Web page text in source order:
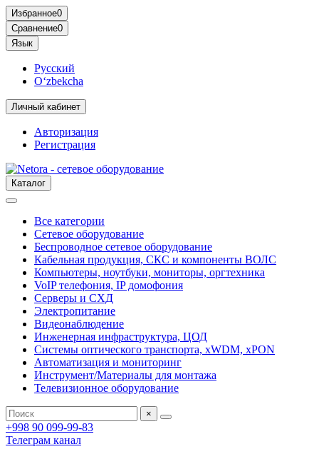
Избранное0
Сравнение0
Язык
Русский
O‘zbekcha
Личный кабинет
Авторизация
Регистрация
Каталог
Все категории
Сетевое оборудование
Беспроводное сетевое оборудование
Кабельная продукция, СКС и компоненты ВОЛС
Компьютеры, ноутбуки, мониторы, оргтехника
VoIP телефония, IP домофония
Серверы и СХД
Электропитание
Видеонаблюдение
Инженерная инфраструктура, ЦОД
Системы оптического транспорта, xWDM, xPON
Автоматизация и мониторинг
Инструмент/Материалы для монтажа
Телевизионное оборудование
×
+998 90 099-99-83
Телеграм канал